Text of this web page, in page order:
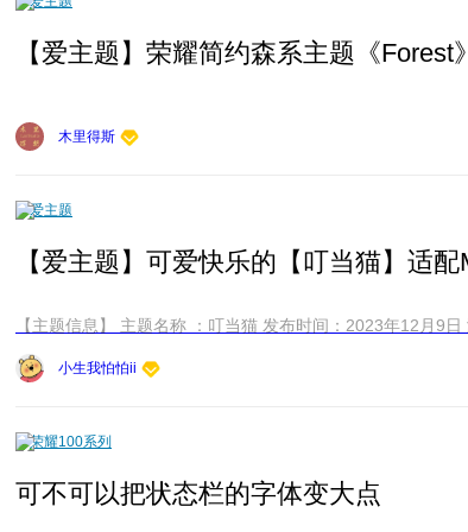
木里得斯
爱主题
【爱主题】可爱快乐的【叮当猫】适
小生我怕怕ii
荣耀100系列
可不可以把状态栏的字体变大点